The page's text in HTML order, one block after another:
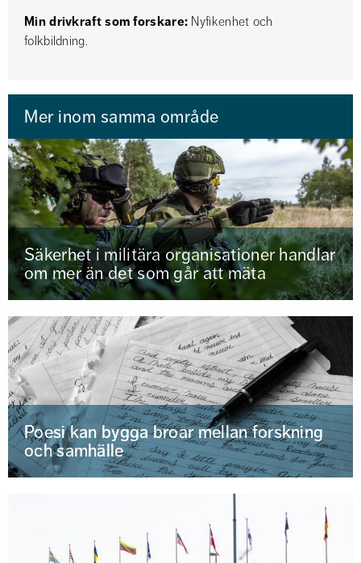
Min drivkraft som forskare: Nyfikenhet och
folkbildning.
Mer inom samma område
Säkerhet i militära organisationer handlar
om mer än det som går att mäta
Poesi kan bygga broar mellan forskning
och samhälle